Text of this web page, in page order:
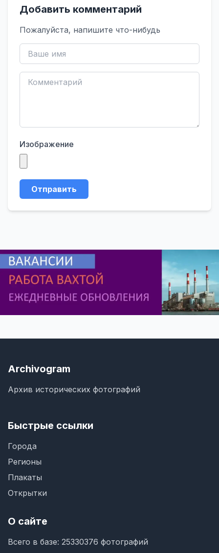
Добавить комментарий
Пожалуйста, напишите что-нибудь
Изображение
Отправить
Archivogram
Архив исторических фотографий
Быстрые ссылки
Города
Регионы
Плакаты
Открытки
О сайте
Всего в базе: 25330376 фотографий